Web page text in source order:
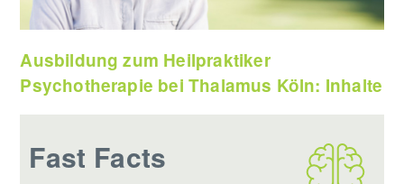
Ausbildung zum Heilpraktiker
Psychotherapie bei Thalamus Köln: Inhalte
Fast Facts